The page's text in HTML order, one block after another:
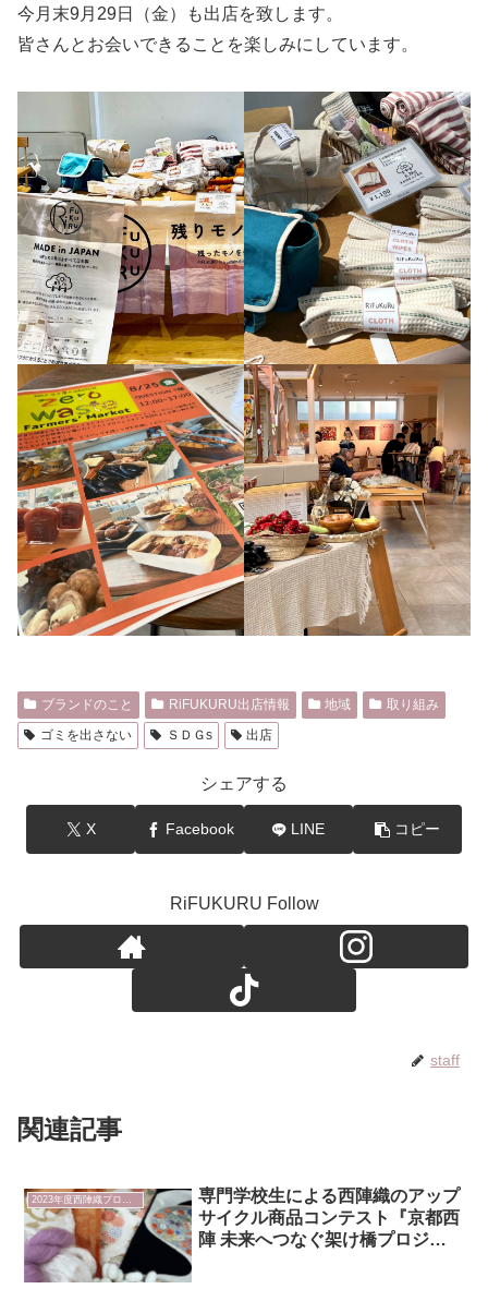
今月末9月29日（金）も出店を致します。
皆さんとお会いできることを楽しみにしています。
ブランドのこと RiFUKURU出店情報 地域
取り組み
ゴミを出さない
ＳＤＧs 出店
シェアする
X Facebook LINE コピー
RiFUKURU Follow
staff
関連記事
専門学校生による西陣織のアップ
サイクル商品コンテスト『京都西
陣 未来へつなぐ架け橋プロジェ